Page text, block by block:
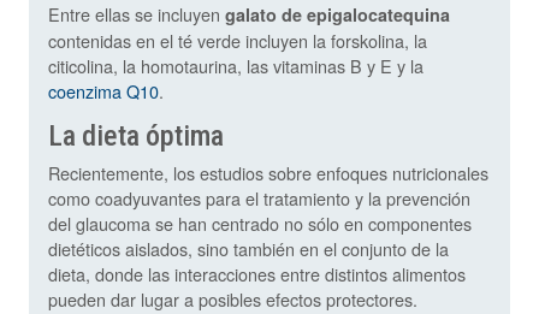
Entre ellas se incluyen galato de epigalocatequina
contenidas en el té verde incluyen la forskolina, la
citicolina, la homotaurina, las vitaminas B y E y la
coenzima Q10.
La dieta óptima
Recientemente, los estudios sobre enfoques nutricionales
como coadyuvantes para el tratamiento y la prevención
del glaucoma se han centrado no sólo en componentes
dietéticos aislados, sino también en el conjunto de la
dieta, donde las interacciones entre distintos alimentos
pueden dar lugar a posibles efectos protectores.